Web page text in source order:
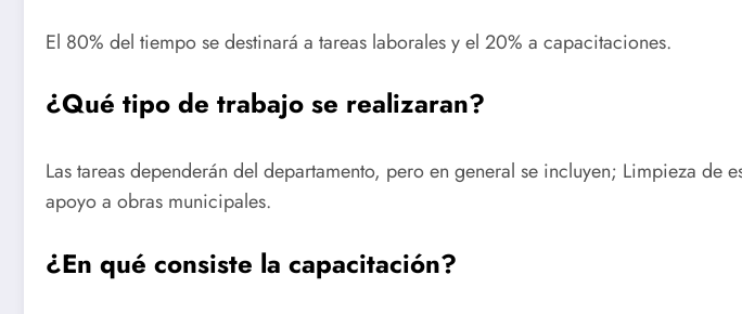
El 80% del tiempo se destinará a tareas laborales y el 20% a capacitaciones.
¿Qué tipo de trabajo se realizaran?
Las tareas dependerán del departamento, pero en general se incluyen; Limpieza
apoyo a obras municipales.
¿En qué consiste la capacitación?